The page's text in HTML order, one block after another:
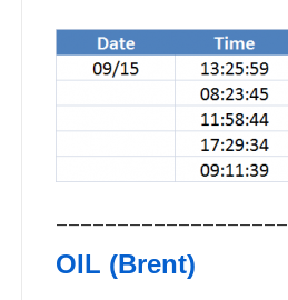
———————————————————
OIL (Brent)